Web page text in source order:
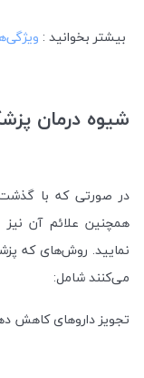
بیشتر بخوانید :
شیوه درمان
در صورتی که با
همچنین علائم آن
نمایید. روش‌های که
می‌کنند شامل:
تجویز داروهای کاهش